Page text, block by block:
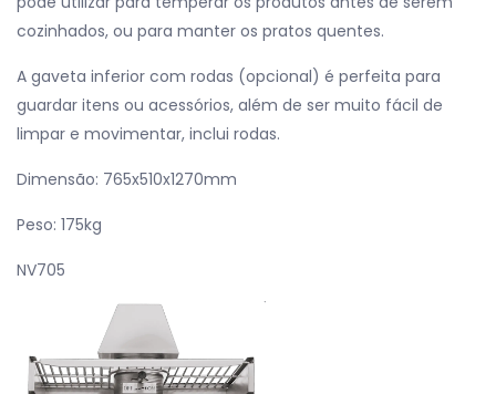
cozinhados, ou para manter os pratos quentes.
A gaveta inferior com rodas (opcional) é perfeita para
guardar itens ou acessórios, além de ser muito fácil de
limpar e movimentar, inclui rodas.
Dimensão: 765x510x1270mm
Peso: 175kg
NV705